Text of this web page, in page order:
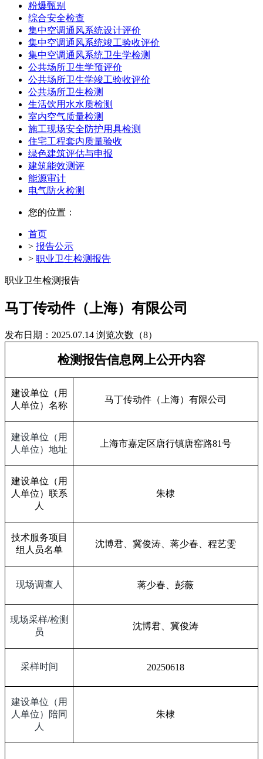
粉爆甄别
综合安全检查
集中空调通风系统设计评价
集中空调通风系统竣工验收评价
集中空调通风系统卫生学检测
公共场所卫生学预评价
公共场所卫生学竣工验收评价
公共场所卫生检测
生活饮用水水质检测
室内空气质量检测
施工现场安全防护用具检测
住宅工程套内质量验收
绿色建筑评估与申报
建筑能效测评
能源审计
电气防火检测
您的位置：
首页
> 报告公示
> 职业卫生检测报告
职业卫生检测报告
马丁传动件（上海）有限公司
发布日期：2025.07.14 浏览次数（8）
检测报告信息网上公开内容
建设单位（用
人单位）名称
马丁传动件（上海）有限公司
建设单位（用
人单位）地址
上海市嘉定区唐行镇唐窑路81号
建设单位（用
人单位）联系
人
朱棣
技术服务项目
组人员名单
沈博君、冀俊涛、蒋少春、程艺雯
现场调查人 蒋少春、彭薇
现场采样/检测
员
沈博君、冀俊涛
采样时间 20250618
建设单位（用
人单位）陪同
人
朱棣